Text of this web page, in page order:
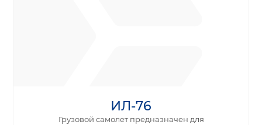
ИЛ-76
Грузовой самолет предназначен для